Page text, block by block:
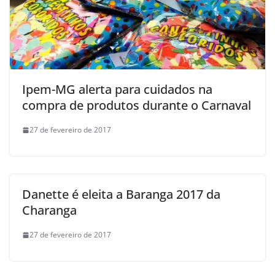
Ipem-MG alerta para cuidados na
compra de produtos durante o Carnaval
27 de fevereiro de 2017
Danette é eleita a Baranga 2017 da
Charanga
27 de fevereiro de 2017